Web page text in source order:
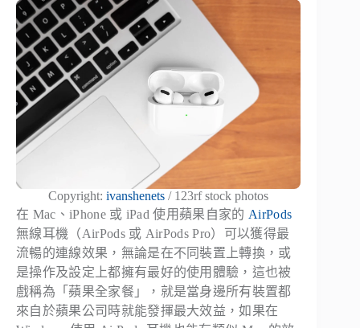
Copyright:ivanshenets / 123rf stock photos
在 Mac、iPhone 或 iPad 使用蘋果自家的 AirPods
無線耳機（AirPods 或 AirPods Pro）可以獲得最
流暢的連線效果，無論是在不同裝置上轉換，或
是操作及設定上都擁有最好的使用體驗，這也被
戲稱為「蘋果全家餐」，就是當身邊所有裝置都
來自於蘋果公司時就能發揮最大效益，如果在